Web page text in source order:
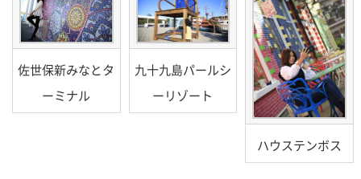
佐世保新みなとタ
ーミナル
九十九島パールシ
ーリゾート
ハウステンボス